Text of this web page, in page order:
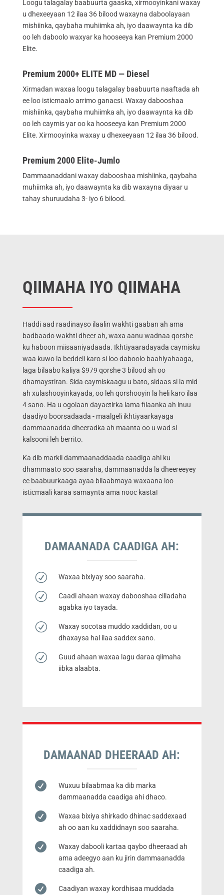
Loogu talagalay baabuurta gaaska, xirmooyinkani waxay
u dhexeeyaan 12 ilaa 36 bilood waxayna daboolayaan
mishiinka, qaybaha muhiimka ah, iyo daawaynta ka dib
oo leh daboolo waxyar ka hooseeya kan Premium 2000
Elite.
Premium 2000+ ELITE MD — Diesel
Xirmadan waxaa loogu talagalay baabuurta naaftada ah
ee loo isticmaalo arrimo ganacsi. Waxay dabooshaa
mishiinka, qaybaha muhiimka ah, iyo daawaynta ka dib
oo leh caymis yar oo ka hooseeya kan Premium 2000
Elite. Xirmooyinka waxay u dhexeeyaan 12 ilaa 36 bilood.
Premium 2000 Elite-Jumlo
Dammaanaddani waxay dabooshaa mishiinka, qaybaha
muhiimka ah, iyo daawaynta ka dib waxayna diyaar u
tahay shuruudaha 3- iyo 6 bilood.
QIIMAHA IYO QIIMAHA
Haddi aad raadinayso ilaalin wakhti gaaban ah ama
badbaado wakhti dheer ah, waxa aanu wadnaa qorshe
ku haboon miisaaniyadaada. Ikhtiyaaradayada caymisku
waa kuwo la beddeli karo si loo daboolo baahiyahaaga,
laga bilaabo kaliya $979 qorshe 3 bilood ah oo
dhamaystiran. Sida caymiskaagu u bato, sidaas si la mid
ah xulashooyinkayada, oo leh qorshooyin la heli karo ilaa
4 sano. Ha u ogolaan dayactirka lama filaanka ah inuu
daadiyo boorsadaada - maalgeli ikhtiyaarkayaga
dammaanadda dheeradka ah maanta oo u wad si
kalsooni leh berrito.
Ka dib markii dammaanaddaada caadiga ahi ku
dhammaato soo saaraha, dammaanadda la dheereeyey
ee baabuurkaaga ayaa bilaabmaya waxaana loo
isticmaali karaa samaynta ama nooc kasta!
DAMAANADA CAADIGA AH:
R Waxaa bixiyay soo saaraha.
R
Caadi ahaan waxay dabooshaa cilladaha
agabka iyo tayada.
R
Waxay socotaa muddo xaddidan, oo u
dhaxaysa hal ilaa saddex sano.
R
Guud ahaan waxaa lagu daraa qiimaha
iibka alaabta.
DAMAANAD DHEERAAD AH:

Wuxuu bilaabmaa ka dib marka
dammaanadda caadiga ahi dhaco.

Waxaa bixiya shirkado dhinac saddexaad
ah oo aan ku xaddidnayn soo saaraha.

Waxay dabooli kartaa qaybo dheeraad ah
ama adeegyo aan ku jirin dammaanadda
caadiga ah.

Caadiyan waxay kordhisaa muddada